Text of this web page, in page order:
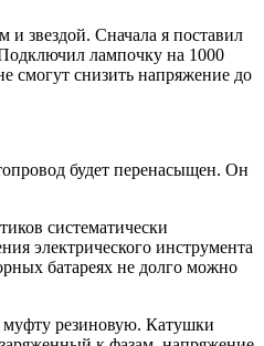
и звездой. Сначала я поставил
лампочку на 1000
смогут снизить напряжение до
будет перенасыщен. Он
систематически
электрического инструмента
батареях не долго можно
муфту резиновую. Катушки